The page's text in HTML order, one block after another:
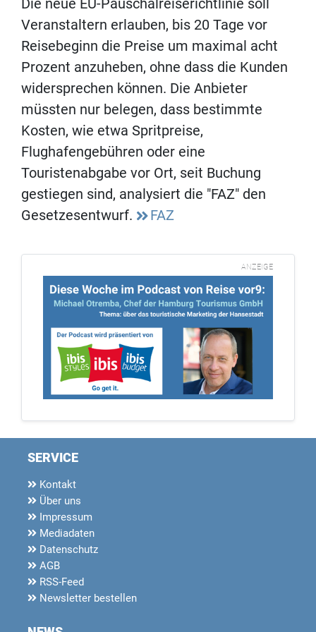
Die neue EU-Pauschalreiserichtlinie soll
Veranstaltern erlauben, bis 20 Tage vor
Reisebeginn die Preise um maximal acht
Prozent anzuheben, ohne dass die Kunden
widersprechen können. Die Anbieter
müssten nur belegen, dass bestimmte
Kosten, wie etwa Spritpreise,
Flughafengebühren oder eine
Touristenabgabe vor Ort, seit Buchung
gestiegen sind, analysiert die "FAZ" den
Gesetzesentwurf.
FAZ
ANZEIGE
SERVICE
Kontakt
Über uns
Impressum
Mediadaten
Datenschutz
AGB
RSS-Feed
Newsletter bestellen